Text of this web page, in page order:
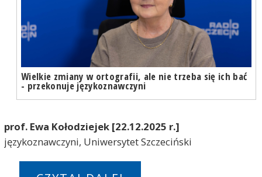
Wielkie zmiany w ortografii, ale nie trzeba się ich bać
- przekonuje językoznawczyni
prof. Ewa Kołodziejek [22.12.2025 r.]
językoznawczyni, Uniwersytet Szczeciński